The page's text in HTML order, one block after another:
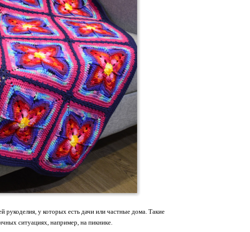
у которых есть дачи или частные дома. Такие
ситуациях, например, на пикнике.